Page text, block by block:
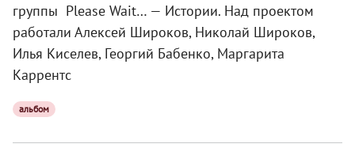
группы Please Wait… — Истории. Над проектом
работали Алексей Широков, Николай Широков,
Илья Киселев, Георгий Бабенко, Маргарита
Каррентс
альбом